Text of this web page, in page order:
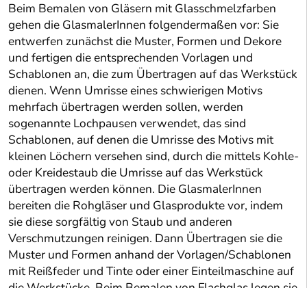
Beim Bemalen von Gläsern mit Glasschmelzfarben
gehen die GlasmalerInnen folgendermaßen vor: Sie
entwerfen zunächst die Muster, Formen und Dekore
und fertigen die entsprechenden Vorlagen und
Schablonen an, die zum Übertragen auf das Werkstück
dienen. Wenn Umrisse eines schwierigen Motivs
mehrfach übertragen werden sollen, werden
sogenannte Lochpausen verwendet, das sind
Schablonen, auf denen die Umrisse des Motivs mit
kleinen Löchern versehen sind, durch die mittels Kohle-
oder Kreidestaub die Umrisse auf das Werkstück
übertragen werden können. Die GlasmalerInnen
bereiten die Rohgläser und Glasprodukte vor, indem
sie diese sorgfältig von Staub und anderen
Verschmutzungen reinigen. Dann Übertragen sie die
Muster und Formen anhand der Vorlagen/Schablonen
mit Reißfeder und Tinte oder einer Einteilmaschine auf